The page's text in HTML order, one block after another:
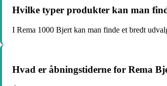
Hvilke typer produkter kan man
I Rema 1000 Bjert kan man finde et bredt
Hvad er åbningstiderne for Rema